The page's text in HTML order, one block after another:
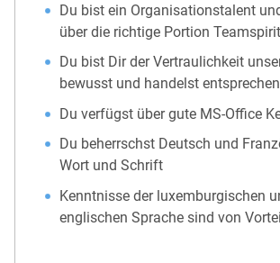
Du bist ein Organisationstalent
über die richtige Portion Teamspirit
Du bist Dir der Vertraulichkeit
bewusst und handelst
Du verfügst über gute MS-Office
Du beherrschst Deutsch und
Wort und Schrift
Kenntnisse der luxemburgischen
englischen Sprache sind von